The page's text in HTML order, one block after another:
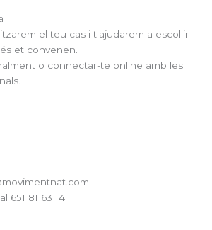
el teu cas i t'ajudarem a escollir
et convenen.
o connectar-te online amb les
651 81 63 14